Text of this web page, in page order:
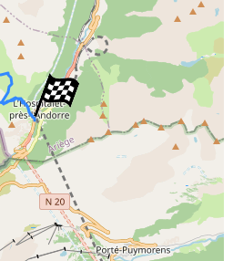
Photographies aériennes